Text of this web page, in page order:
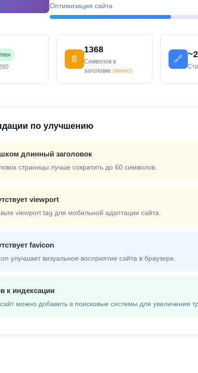
Оптимизация сайта
📄
1368
Символов в
заголовке(много)
🔗
по улучшению
длинный заголовок
страницы лучше сократить до 60 символов.
viewport
viewport tag для мобильной адаптации сайта.
favicon
улучшает визуальное восприятие сайта в браузере.
к индексации
можно добавить в поисковые системы для увеличения